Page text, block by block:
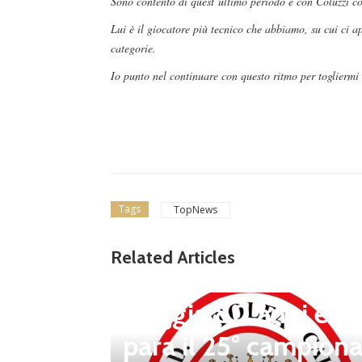
Lui è il giocatore più tecnico che abbiamo, su cui ci
categorie.
Io punto nel continuare con questo ritmo per
Tags TopNews
Related Articles
news in primo piano
Tolfa, una stagione d
steggia 80 anni e pre
para il 25°